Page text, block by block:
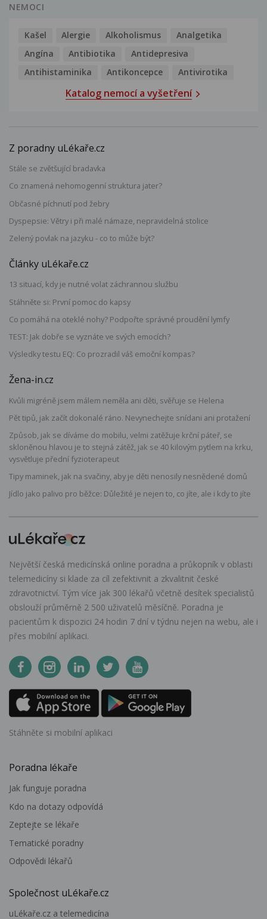
NEMOCI
Kašel Alergie Alkoholismus
Analgetika
Angína
Antibiotika
Antidepresiva
Antihistaminika
Antikoncepce Antivirotika
Katalog nemocí a vyšetření
Z poradny uLékaře.cz
Stále se zvětšující bradavka
Co znamená nehomogenní struktura jater?
Občasné píchnutí pod žebry
Dyspepsie: Větry i při malé námaze, nepravidelná stolice
Zelený povlak na jazyku - co to může být?
Články uLékaře.cz
13 situací, kdy je nutné volat záchrannou službu
Stáhněte si: První pomoc do kapsy
Co pomáhá na oteklé nohy? Podpořte správné proudění lymfy
TEST: Jak dobře se vyznáte ve svých emocích?
Výsledky testu EQ: Co prozradil váš emoční kompas?
Žena-in.cz
Kvůli migréně jsem málem neměla ani děti, svěřuje se Helena
Pět tipů, jak začít dokonalé ráno. Nevynechejte snídani ani protažení
Způsob, jak se díváme do mobilu, velmi zatěžuje krční páteř, se
skloněnou hlavou je to stejná zátěž, jak se 40 kilovým pytlem na krku,
vysvětluje přední fyzioterapeut
Tipy maminek, jak na svačiny, aby je děti nenosily nesnědené domů
Jídlo jako palivo pro běžce: Důležité je nejen to, co jíte, ale i kdy to jíte
Největší česká medicínská online poradna a průkopník v oblasti
telemedicíny si klade za cíl zefektivnit a zkvalitnit české
zdravotnictví. Tým více jak 300 lékařů včetně desítek specialistů
obslouží průměrně 2 500 uživatelů měsíčně. Poradna je
pacientům k dispozici 24 hodin 7 dní v týdnu nejen na webu, ale i
přes mobilní aplikaci.
Stáhněte si mobilní aplikaci
Poradna lékaře
Jak funguje poradna
Kdo na dotazy odpovídá
Zeptejte se lékaře
Tematické poradny
Odpovědi lékařů
Společnost uLékaře.cz
uLékaře.cz a telemedicína